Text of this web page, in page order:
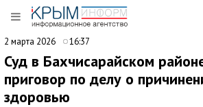
2 марта 2026 16:37
Суд в Бахчисарайском
приговор по делу о
здоровью